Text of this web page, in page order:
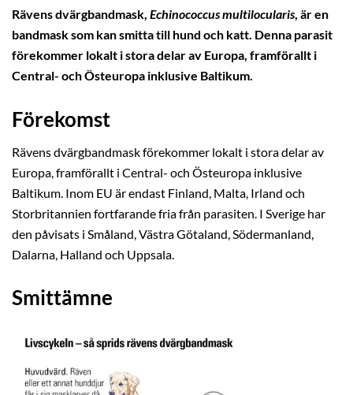
Rävens dvärgbandmask, Echinococcus multilocularis, är en
bandmask som kan smitta till hund och katt. Denna parasit
förekommer lokalt i stora delar av Europa, framförallt i
Central- och Östeuropa inklusive Baltikum.
Förekomst
Rävens dvärgbandmask förekommer lokalt i stora delar av
Europa, framförallt i Central- och Östeuropa inklusive
Baltikum. Inom EU är endast Finland, Malta, Irland och
Storbritannien fortfarande fria från parasiten. I Sverige har
den påvisats i Småland, Västra Götaland, Södermanland,
Dalarna, Halland och Uppsala.
Smittämne